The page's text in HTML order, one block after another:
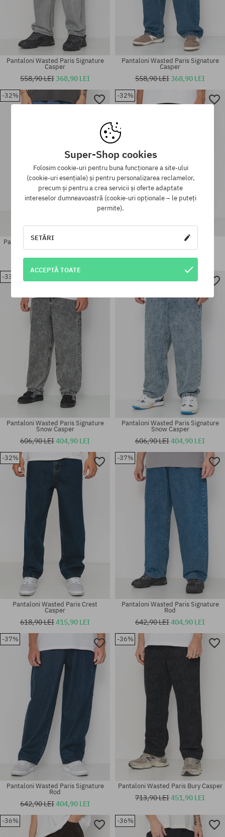
Mărimi existente:
Mărimi existente:
Mărimi existente:
Pantaloni Wasted Paris Signature
Casper
558,90 LEI368,90 LEI
Mărimi existente:
Pantaloni Wasted Paris Signature
Casper
558,90 LEI368,90 LEI
-32%
Mărimi existente:
M; L; XL
Pantaloni Wasted Paris Spine Track
-32%
Mărimi existente:
30; 32; 34
Pantaloni Wasted Paris Vault
Casper
665,90 LEI451,90 LEI
-33%
Mărimi existente:
30; 32; 34
Pantaloni Wasted Paris Signature
Snow Casper
606,90 LEI404,90 LEI
Mărimi existente:
30; 32
Pantaloni Wasted Paris Signature
Snow Casper
606,90 LEI404,90 LEI
-32%
Mărimi existente:
Pantaloni Wasted Paris Crest
Casper
618,90 LEI415,90 LEI
-37%
Mărimi existente:
Pantaloni Wasted Paris Signature
Rod
642,90 LEI404,90 LEI
-37%
Pantaloni Wasted Paris Signature
Rod
642,90 LEI404,90 LEI
-36%
Pantaloni Wasted Paris Bury Casper
713,90 LEI451,90 LEI
-36% -36%
Super-Shop cookies
Folosim cookie-uri pentru buna funcționare a site-ului
(cookie-uri esențiale) și pentru personalizarea reclamelor,
precum și pentru a crea servicii și oferte adaptate
intereselor dumneavoastră (cookie-uri opționale – le puteți
permite).
SETĂRI
ACCEPTĂ TOATE